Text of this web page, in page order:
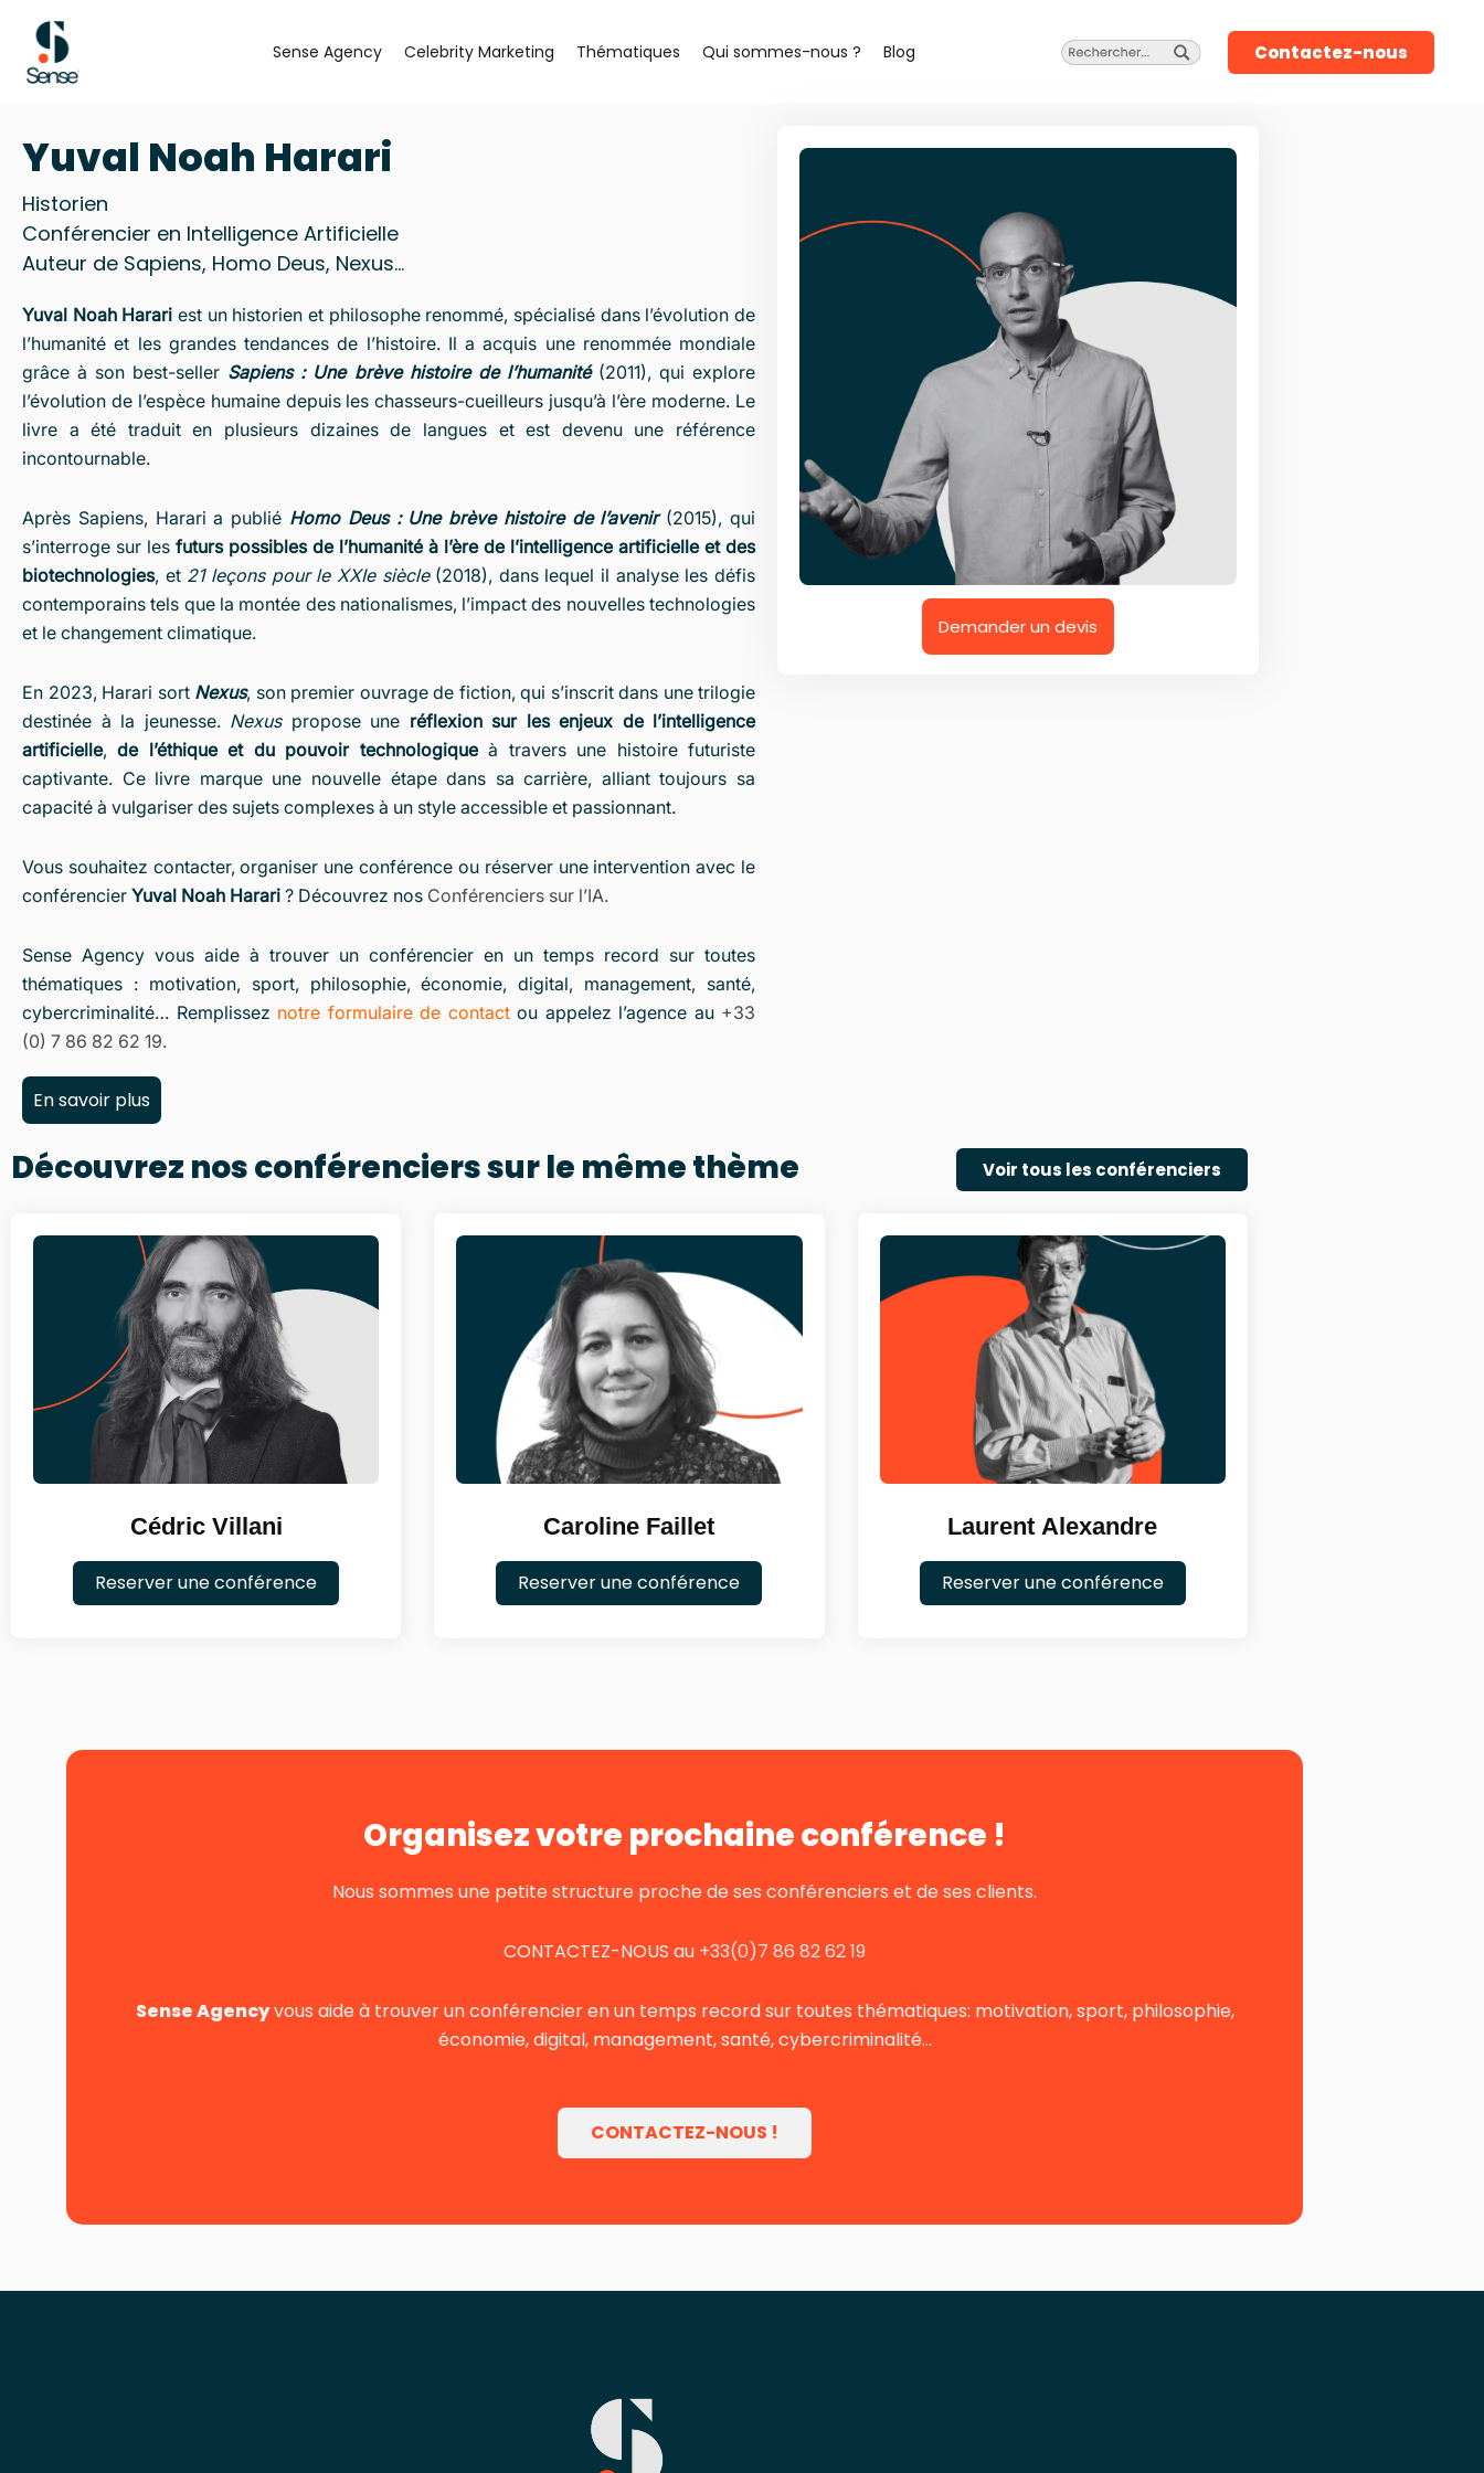
contenu
Sense Agency Celebrity Marketing Thématiques Qui sommes-nous ? Blog Contactez-nous
Yuval Noah Harari
Historien
Conférencier en Intelligence Artificielle
Auteur de Sapiens, Homo Deus, Nexus...
Yuval Noah Harari est un historien et philosophe renommé, spécialisé dans l’évolution de
l’humanité et les grandes tendances de l’histoire. Il a acquis une renommée mondiale
grâce à son best-seller Sapiens : Une brève histoire de l’humanité(2011), qui explore
l’évolution de l’espèce humaine depuis les chasseurs-cueilleurs jusqu’à l’ère moderne. Le
livre a été traduit en plusieurs dizaines de langues et est devenu une référence
incontournable.
Après Sapiens, Harari a publié Homo Deus : Une brève histoire de l’avenir(2015), qui
s’interroge sur les futurs possibles de l’humanité à l’ère de l’intelligence artificielle et des
biotechnologies, et 21 leçons pour le XXIe siècle(2018), dans lequel il analyse les défis
contemporains tels que la montée des nationalismes, l’impact des nouvelles technologies
et le changement climatique.
En 2023, Harari sort Nexus, son premier ouvrage de fiction, qui s’inscrit dans une trilogie
destinée à la jeunesse. Nexuspropose une réflexion sur les enjeux de l’intelligence
artificielle,de l’éthique et du pouvoir technologiqueà travers une histoire futuriste
captivante. Ce livre marque une nouvelle étape dans sa carrière, alliant toujours sa
capacité à vulgariser des sujets complexes à un style accessible et passionnant.
Vous souhaitez contacter, organiser une conférence ou réserver une intervention avec le
conférencier Yuval Noah Harari ? Découvrez nos Conférenciers sur l’IA.
Sense Agency vous aide à trouver un conférencier en un temps record sur toutes
thématiques : motivation, sport, philosophie, économie, digital, management, santé,
cybercriminalité… Remplissez notre formulaire de contact ou appelez l’agence au +33
(0) 7 86 82 62 19.
En savoir plus
Demander un devis
Découvrez nos conférenciers sur le même thème Voir tous les conférenciers
Cédric Villani
Reserver une conférence
Caroline Faillet
Reserver une conférence
Laurent Alexandre
Reserver une conférence
Organisez votre prochaine conférence !
Nous sommes une petite structure proche de ses conférenciers et de ses clients.
CONTACTEZ-NOUS au +33(0)7 86 82 62 19
Sense Agencyvous aide à trouver un conférencier en un temps record sur toutes thématiques: motivation, sport, philosophie,
économie, digital, management, santé, cybercriminalité…
CONTACTEZ-NOUS !